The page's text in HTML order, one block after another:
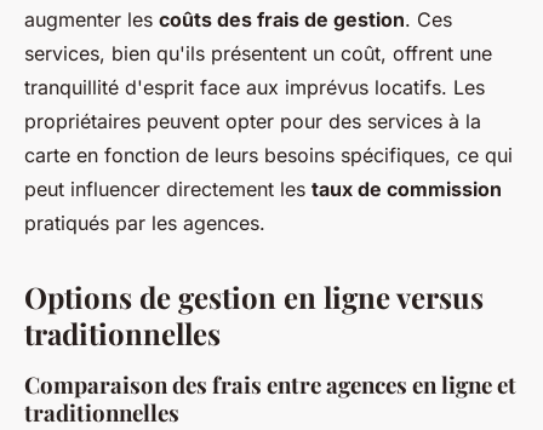
augmenter les coûts des frais de gestion. Ces
services, bien qu'ils présentent un coût, offrent une
tranquillité d'esprit face aux imprévus locatifs. Les
propriétaires peuvent opter pour des services à la
carte en fonction de leurs besoins spécifiques, ce qui
peut influencer directement les taux de commission
pratiqués par les agences.
Options de gestion en ligne versus
traditionnelles
Comparaison des frais entre agences en ligne et
traditionnelles